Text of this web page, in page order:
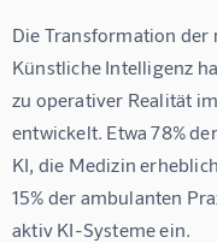
Die Transformation der
Künstliche Intelligenz
zu operativer Realität
entwickelt. Etwa 78%
KI, die Medizin
15% der ambulanten
aktiv KI-Systeme ein.